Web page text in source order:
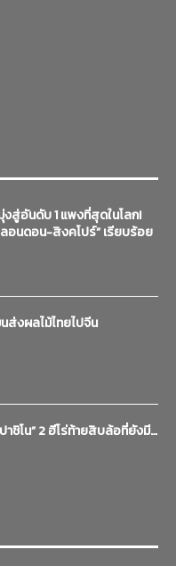
งสู่อันดับ 1 แพงที่สุดในโลก!
ลอนดอน-สิงคโปร์” เรียบร้อย
ส่งผลไม้ไทยไปจีน
าชิโน” 2 ฮีโร่ท้ายสิบล้อที่ยังมี…